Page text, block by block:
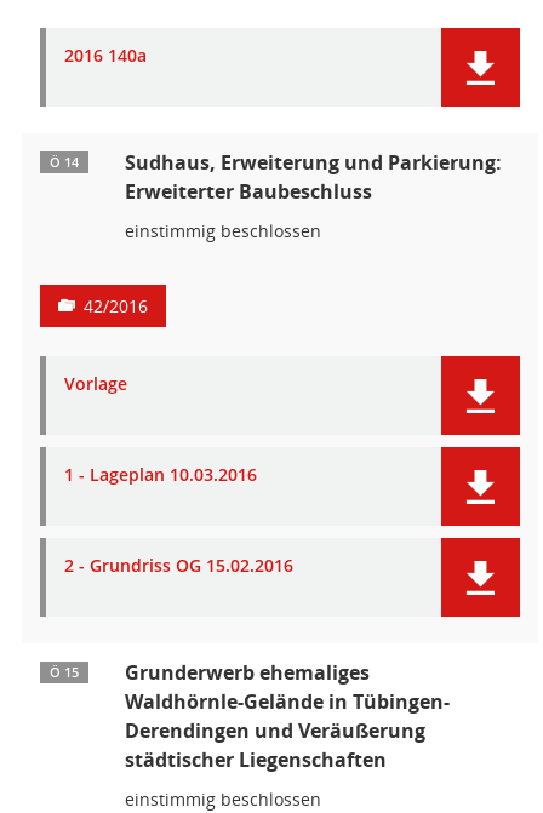
2016 140a
Ö 14
Sudhaus, Erweiterung und Parkierung:
Erweiterter Baubeschluss
einstimmig beschlossen
42/2016
Vorlage
1 - Lageplan 10.03.2016
2 - Grundriss OG 15.02.2016
Ö 15
Grunderwerb ehemaliges
Waldhörnle-Gelände in Tübingen-
Derendingen und Veräußerung
städtischer Liegenschaften
einstimmig beschlossen